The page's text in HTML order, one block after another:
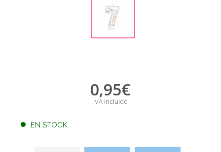
0,95€
IVA incluido
EN STOCK